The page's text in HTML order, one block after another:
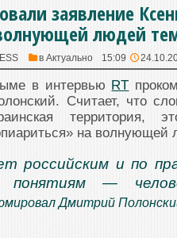
заявление
людей
в Актуально 15:09
в интервью RT
Считает, что
территория,
на волнующей
российским и по
понятиям —
Дмитрий